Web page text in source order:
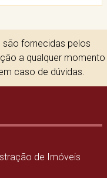
fornecidas pelos
a qualquer momento
caso de dúvidas.
de Imóveis